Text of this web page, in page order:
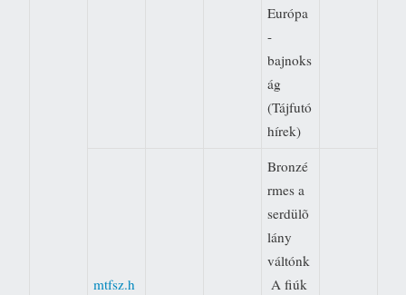
Európa
-
bajnoks
ág
(Tájfutó
hírek)
mtfsz.h
Bronzé
rmes a
serdülõ
lány
váltónk
 A fiúk